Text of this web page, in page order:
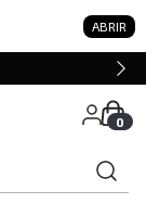
ABRIR
0